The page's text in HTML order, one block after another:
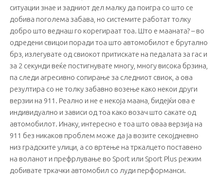
ситуации знае и задниот дел малку да поигра со што се
добива поголема забава, но системите работат толку
добро што веднаш го корегираат тоа. Што е мааната? – во
одредени свицои поради тоа што автомобилот е брутално
брз, излегувате од свиокот притискате на педалата за гас и
за 2 секунди веќе постигнувате многу, многу висока брзина,
па следи агресивно сопирање за следниот свиок, а ова
резултира со не толку забавно возење како некои други
верзии на 911. Реално и не е некоја маана, бидејќи ова е
индивидуално и зависи од тоа како возач што сакате од
автомобилот. Инаку, интересно е тоа што оваа верзија на
911 без никаков проблем може да ја возите секојдневно
низ градските улици, а со вртење на тркалцето поставено
на воланот и префрлување во Sport или Sport Plus режим
добивате тркачки автомобил со луди перформанси.